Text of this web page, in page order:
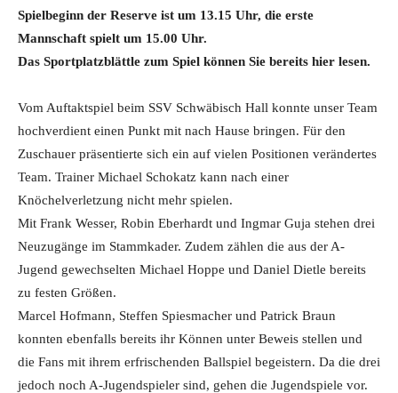
Spielbeginn der Reserve ist um 13.15 Uhr, die erste
Mannschaft spielt um 15.00 Uhr.
Das Sportplatzblättle zum Spiel können Sie bereits hier lesen.
Vom Auftaktspiel beim SSV Schwäbisch Hall konnte unser Team
hochverdient einen Punkt mit nach Hause bringen. Für den
Zuschauer präsentierte sich ein auf vielen Positionen verändertes
Team. Trainer Michael Schokatz kann nach einer
Knöchelverletzung nicht mehr spielen.
Mit Frank Wesser, Robin Eberhardt und Ingmar Guja stehen drei
Neuzugänge im Stammkader. Zudem zählen die aus der A-
Jugend gewechselten Michael Hoppe und Daniel Dietle bereits
zu festen Größen.
Marcel Hofmann, Steffen Spiesmacher und Patrick Braun
konnten ebenfalls bereits ihr Können unter Beweis stellen und
die Fans mit ihrem erfrischenden Ballspiel begeistern. Da die drei
jedoch noch A-Jugendspieler sind, gehen die Jugendspiele vor.